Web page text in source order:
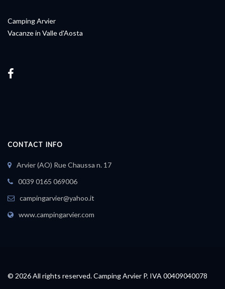
Camping Arvier
Vacanze in Valle d'Aosta
CONTACT INFO
Arvier (AO) Rue Chaussa n. 17
0039 0165 069006
campingarvier@yahoo.it
www.campingarvier.com
© 2026 All rights reserved. Camping Arvier P. IVA 00409040078